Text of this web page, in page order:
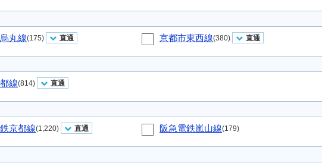
丸線(175) 直通 京都市東西線(380) 直通
線(814) 直通
京都線(1,220) 直通 阪急電鉄嵐山線(179)